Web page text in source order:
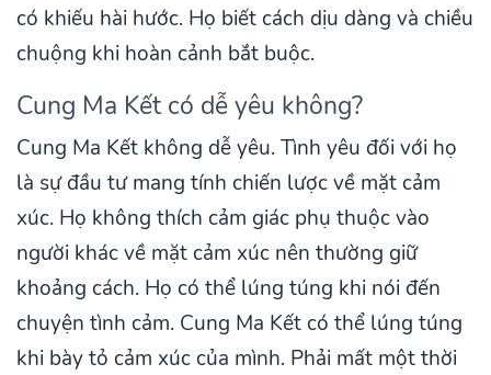
có khiếu hài hước. Họ biết cách dịu dàng và chiều
chuộng khi hoàn cảnh bắt buộc.
Cung Ma Kết có dễ yêu không?
Cung Ma Kết không dễ yêu. Tình yêu đối với họ
là sự đầu tư mang tính chiến lược về mặt cảm
xúc. Họ không thích cảm giác phụ thuộc vào
người khác về mặt cảm xúc nên thường giữ
khoảng cách. Họ có thể lúng túng khi nói đến
chuyện tình cảm. Cung Ma Kết có thể lúng túng
khi bày tỏ cảm xúc của mình. Phải mất một thời